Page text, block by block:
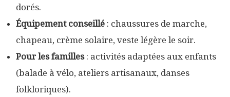
dorés.
Équipement conseillé : chaussures de marche,
chapeau, crème solaire, veste légère le soir.
Pour les familles: activités adaptées aux enfants
(balade à vélo, ateliers artisanaux, danses
folkloriques).